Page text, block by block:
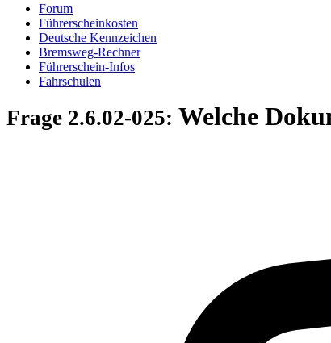
Forum
Führerscheinkosten
Deutsche Kennzeichen
Bremsweg-Rechner
Führerschein-Infos
Fahrschulen
Frage 2.6.02-025: Welche